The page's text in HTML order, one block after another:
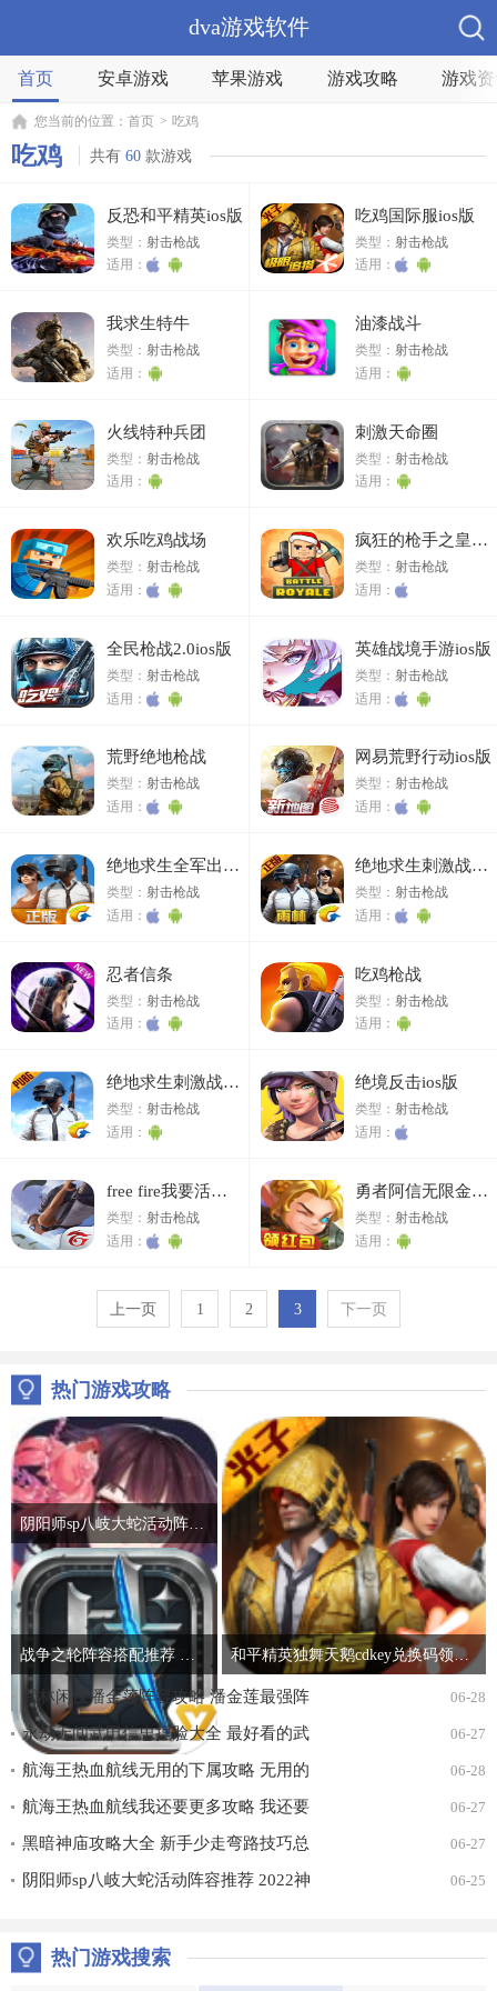
dva游戏软件
首页 安卓游戏 苹果游戏 游戏攻略 游戏
您当前的位置： 首页 > 吃鸡
吃鸡 共有 60 款游戏
反恐和平精英ios版
类型： 射击枪战
适用：
吃鸡国际服ios版
类型： 射击枪战
适用：
我求生特牛
类型： 射击枪战
适用：
油漆战斗
类型： 射击枪战
适用：
火线特种兵团
类型： 射击枪战
适用：
刺激天命圈
类型： 射击枪战
适用：
欢乐吃鸡战场
类型： 射击枪战
适用：
疯狂的枪手之皇家战役ios版
类型： 射击枪战
适用：
全民枪战2.0ios版
类型： 射击枪战
适用：
英雄战境手游ios版
类型： 射击枪战
适用：
荒野绝地枪战
类型： 射击枪战
适用：
网易荒野行动ios版
类型： 射击枪战
适用：
绝地求生全军出击ios版
类型： 射击枪战
适用：
绝地求生刺激战场ios版
类型： 射击枪战
适用：
忍者信条
类型： 射击枪战
适用：
吃鸡枪战
类型： 射击枪战
适用：
绝地求生刺激战场欧服
类型： 射击枪战
适用：
绝境反击ios版
类型： 射击枪战
适用：
free fire我要活下去ios版
类型： 射击枪战
适用：
勇者阿信无限金币版
类型： 射击枪战
适用：
上一页 1 2 3 下一页
热门游戏攻略
阴阳师sp八岐大蛇活动阵容推荐 2022神堕八岐大蛇活动通关攻略
和平精英独舞天鹅cdkey兑换码领取免费2022 吃鸡独舞天鹅cdk兑换码最新汇总
武林闲侠潘金莲阵容攻略 潘金莲最强阵
容搭配推荐
06-28
永劫无间武田信忠捏脸大全 最好看的武
田信忠捏脸数据一览
06-27
航海王热血航线无用的下属攻略 无用的
下属探索通关打法详解
06-28
航海王热血航线我还要更多攻略 我还要
更多无尽探索通关打法详解
06-27
黑暗神庙攻略大全 新手少走弯路技巧总
汇
06-27
阴阳师sp八岐大蛇活动阵容推荐 2022神 06-25
热门游戏搜索